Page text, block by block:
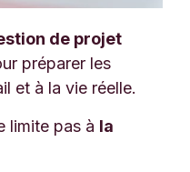
de projet
préparer les
et à la vie réelle.
limite pas à la